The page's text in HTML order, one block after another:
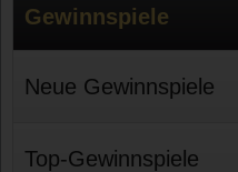
Gewinnspiele
Neue Gewinnspiele
Top-Gewinnspiele